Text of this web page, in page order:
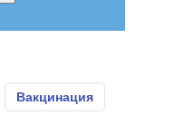
Вакцинация